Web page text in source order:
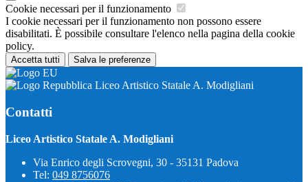
Cookie necessari per il funzionamento
I cookie necessari per il funzionamento non possono essere
disabilitati. È possibile consultare l'elenco nella pagina della cookie
policy.
Accetta tutti Salva le preferenze
Liceo Artistico Statale A. Modigliani
Contatti
Liceo Artistico Statale A. Modigliani
Via Enrico degli Scrovegni, 30 - 35131 Padova
Tel: 049 8756076